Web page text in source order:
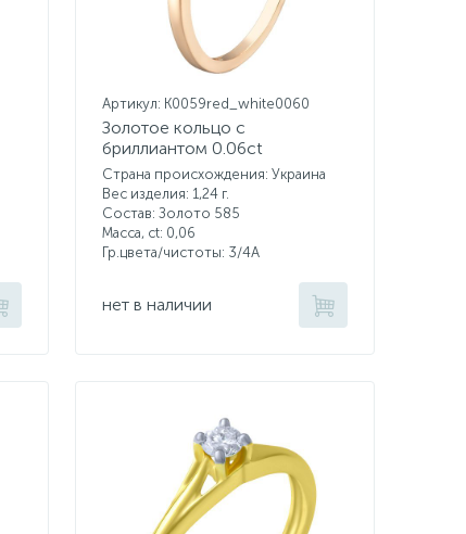
Артикул: K0059red_white0060
Золотое кольцо с
бриллиантом 0.06ct
Страна происхождения: Украина
Вес изделия: 1,24 г.
Состав: Золото 585
Масса, ct: 0,06
Гр.цвета/чистоты: 3/4А
нет в наличии